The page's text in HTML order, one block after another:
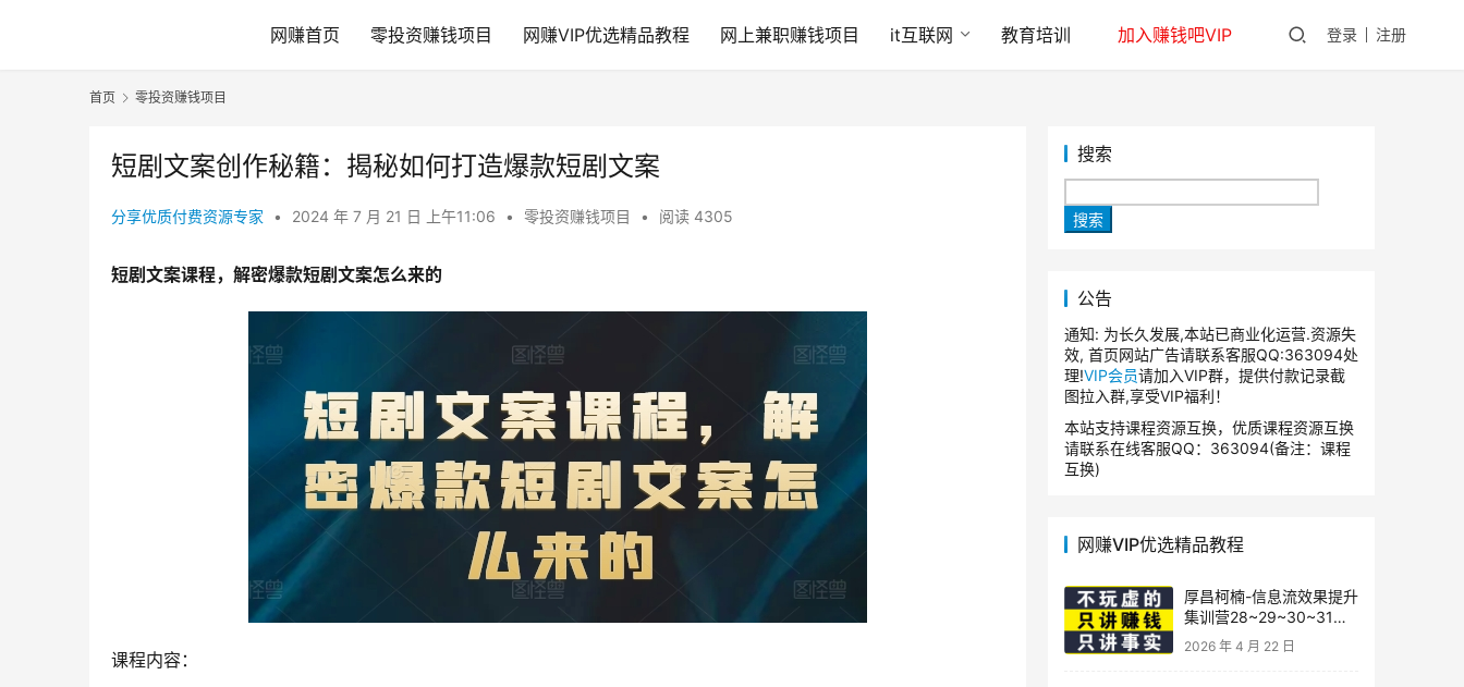
网赚首页 零投资赚钱项目 网赚VIP优选精品教程 网上兼职赚钱项目 it互联网 教育培训 加入赚钱吧VIP 登录 注册
首页 零投资赚钱项目
短剧文案创作秘籍：揭秘如何打造爆款短剧文案
分享优质付费资源专家 • 2024 年 7 月 21 日 上午11:06 • 零投资赚钱项目 • 阅读 4305
短剧文案课程，解密爆款短剧文案怎么来的
课程内容：
搜索
搜索
公告
通知: 为长久发展,本站已商业化运营.资源失
效, 首页网站广告请联系客服QQ:363094处
理!VIP会员请加入VIP群，提供付款记录截
图拉入群,享受VIP福利！
本站支持课程资源互换，优质课程资源互换
请联系在线客服QQ：363094(备注：课程
互换)
网赚VIP优选精品教程
厚昌柯楠-信息流效果提升
集训营28~29~30~31
期，智能投放·巨量AD/百
度优化·AI提效指南
2026 年 4 月 22 日